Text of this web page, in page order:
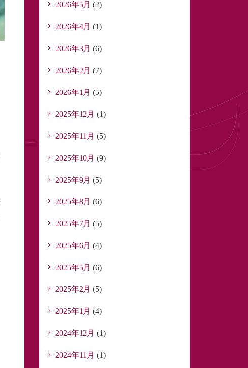
2026年5月 (2)
2026年4月 (1)
2026年3月 (6)
2026年2月 (7)
2026年1月 (5)
2025年12月 (1)
2025年11月 (5)
2025年10月 (9)
2025年9月 (5)
2025年8月 (6)
2025年7月 (5)
2025年6月 (4)
2025年5月 (6)
2025年2月 (5)
2025年1月 (4)
2024年12月 (1)
2024年11月 (1)